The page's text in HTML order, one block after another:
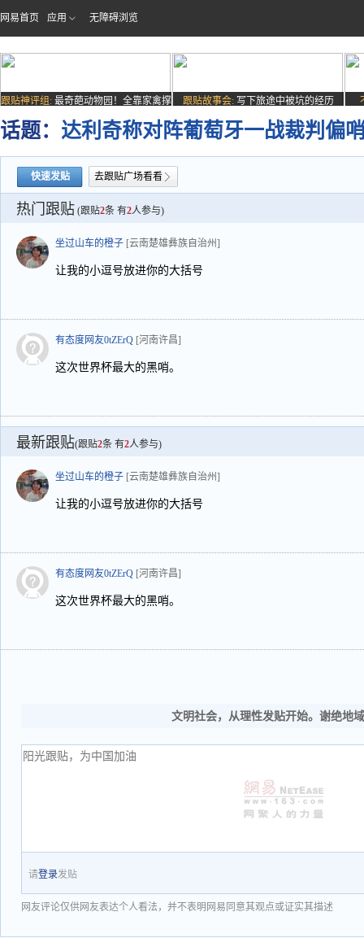
网易首页 应用 无障碍浏览
跟贴神评组: 最奇葩动物园！全靠家禽撑
场子
跟贴故事会: 写下旅途中被坑的经历
话题： 达利奇称对阵葡萄牙一战裁判偏
快速发贴 去跟贴广场看看
热门跟贴 (跟贴2条 有2人参与)
坐过山车的橙子 [云南楚雄彝族自治州]
让我的小逗号放进你的大括号
有态度网友0tZErQ [河南许昌]
这次世界杯最大的黑哨。
最新跟贴(跟贴2条 有2人参与)
坐过山车的橙子 [云南楚雄彝族自治州]
让我的小逗号放进你的大括号
有态度网友0tZErQ [河南许昌]
这次世界杯最大的黑哨。
文明社会，从理性发贴开始。谢绝地
请登录发贴
网友评论仅供网友表达个人看法，并不表明网易同意其观点或证实其描述